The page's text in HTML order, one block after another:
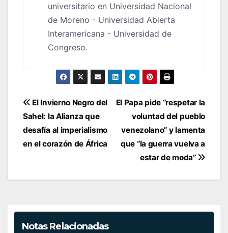
universitario en Universidad Nacional
de Moreno - Universidad Abierta
Interamericana - Universidad de
Congreso.
Navegación
de
entradas
El Papa pide “respetar la
voluntad del pueblo
venezolano” y lamenta
que “la guerra vuelva a
estar de moda”
El Invierno Negro del
Sahel: la Alianza que
desafía al imperialismo
en el corazón de África
Notas Relacionadas